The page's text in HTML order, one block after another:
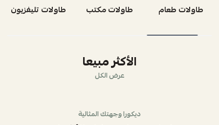
طاولات طعام طاولات مكتب طاولات تليفزيون
الأكثر مبيعا
عرض الكل
ديكورا وجهتك المثالية